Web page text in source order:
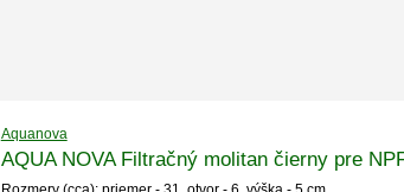
Aquanova
AQUA NOVA Filtračný molitan čierny pre